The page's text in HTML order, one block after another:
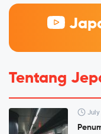
Tentang
July